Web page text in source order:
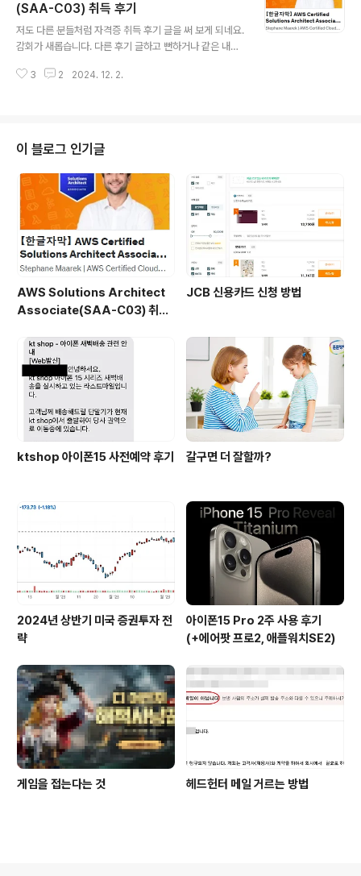
막했거든.그래서 벌어먹고 할 수 있는 곳이면 어디든 가자 그런 심산이였고. 그
리고 정규직으로 간 첫 회사에서는 전산관리를 하고 그런거였는데사실 당시에
도 나는 소프트웨어 개발보다도 운영..
(SAA-C03) 취득 후기
저도 다른 분들처럼 자격증 취득 후기 글을 써 보게 되네요.
감회가 새롭습니다. 다른 후기 글하고 뻔하거나 같은 내용
같습니다.그래서 최대한 뻔할 뻔자의 글이 되지 않도록 써
시는 것을 권장합니다.Background자격증을 취득하려는
이유는 여러 가지가 있을 것입니다만, 아무래도 주 목적은
셋 중 하나일 것입니다.공부하기 위해서Solution Archit
ect 직종으로 새롭게 전환하기 위해서현재 재직 중인 회사
에서의 승진 또는 업무 고도화를 위해서저는 두 번째입니
다.위 조건 중에서는 ..
3 2 2024. 12. 2.
이 블로그 인기글
AWS Solutions Architect
Associate(SAA-C03) 취득
JCB 신용카드 신청 방법
ktshop 아이폰15 사전예약 후기 갈구면 더 잘할까?
2024년 상반기 미국 증권투자 전
략
아이폰15 Pro 2주 사용 후기
(+에어팟 프로2, 애플워치SE2)
게임을 접는다는 것 헤드헌터 메일 거르는 방법